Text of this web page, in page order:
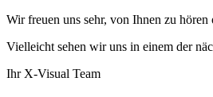
Wir freuen uns sehr, von Ihnen zu hören
Vielleicht sehen wir uns in einem der
Ihr X-Visual Team